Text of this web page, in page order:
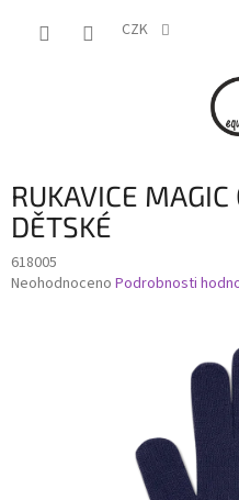
CZK
RUKAVICE MAGIC
DĚTSKÉ
618005
Průměrné
Neohodnoceno Podrobnosti